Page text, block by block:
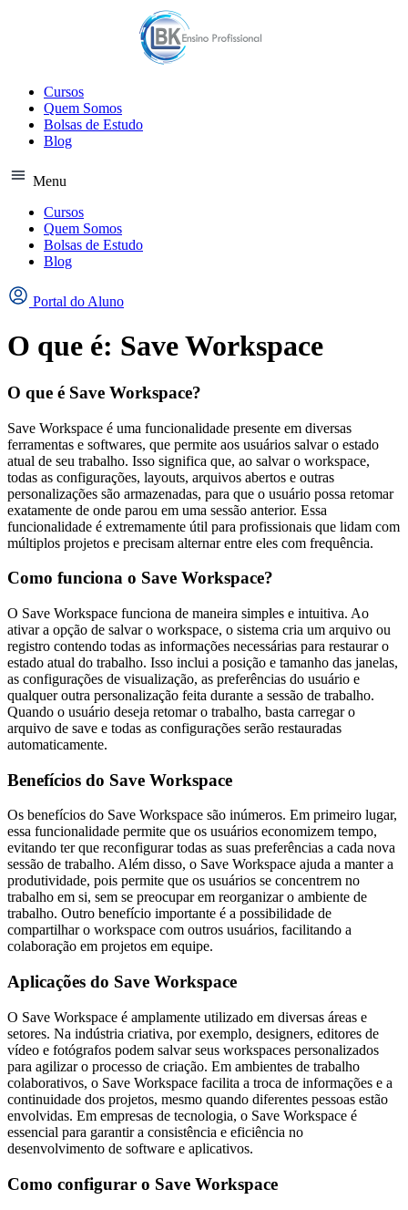
Cursos
Quem Somos
Bolsas de Estudo
Blog
Menu
Cursos
Quem Somos
Bolsas de Estudo
Blog
Portal do Aluno
O que é: Save Workspace
O que é Save Workspace?
Save Workspace é uma funcionalidade presente em diversas
ferramentas e softwares, que permite aos usuários salvar o estado
atual de seu trabalho. Isso significa que, ao salvar o workspace,
todas as configurações, layouts, arquivos abertos e outras
personalizações são armazenadas, para que o usuário possa retomar
exatamente de onde parou em uma sessão anterior. Essa
funcionalidade é extremamente útil para profissionais que lidam com
múltiplos projetos e precisam alternar entre eles com frequência.
Como funciona o Save Workspace?
O Save Workspace funciona de maneira simples e intuitiva. Ao
ativar a opção de salvar o workspace, o sistema cria um arquivo ou
registro contendo todas as informações necessárias para restaurar o
estado atual do trabalho. Isso inclui a posição e tamanho das janelas,
as configurações de visualização, as preferências do usuário e
qualquer outra personalização feita durante a sessão de trabalho.
Quando o usuário deseja retomar o trabalho, basta carregar o
arquivo de save e todas as configurações serão restauradas
automaticamente.
Benefícios do Save Workspace
Os benefícios do Save Workspace são inúmeros. Em primeiro lugar,
essa funcionalidade permite que os usuários economizem tempo,
evitando ter que reconfigurar todas as suas preferências a cada nova
sessão de trabalho. Além disso, o Save Workspace ajuda a manter a
produtividade, pois permite que os usuários se concentrem no
trabalho em si, sem se preocupar em reorganizar o ambiente de
trabalho. Outro benefício importante é a possibilidade de
compartilhar o workspace com outros usuários, facilitando a
colaboração em projetos em equipe.
Aplicações do Save Workspace
O Save Workspace é amplamente utilizado em diversas áreas e
setores. Na indústria criativa, por exemplo, designers, editores de
vídeo e fotógrafos podem salvar seus workspaces personalizados
para agilizar o processo de criação. Em ambientes de trabalho
colaborativos, o Save Workspace facilita a troca de informações e a
continuidade dos projetos, mesmo quando diferentes pessoas estão
envolvidas. Em empresas de tecnologia, o Save Workspace é
essencial para garantir a consistência e eficiência no
desenvolvimento de software e aplicativos.
Como configurar o Save Workspace